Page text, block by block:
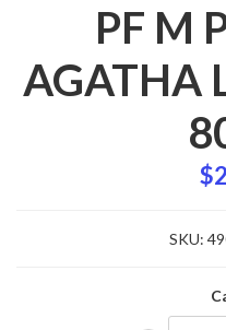
PF M
AGATHA
SKU: